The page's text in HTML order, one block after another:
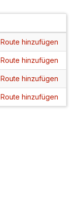
Route hinzufügen
Route hinzufügen
Route hinzufügen
Route hinzufügen